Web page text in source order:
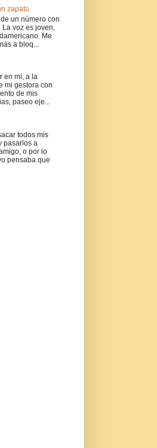
zapato
un número con
voz es joven,
Me
a bloq...
en mí, a la
mi gestora con
de mis
paseo eje...
todos mis
pasarlos a
o por lo
pensaba que